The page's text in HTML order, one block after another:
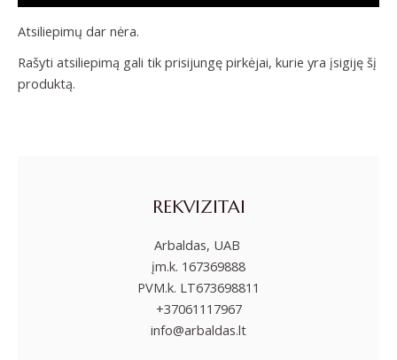
Atsiliepimų dar nėra.
Rašyti atsiliepimą gali tik prisijungę pirkėjai, kurie yra įsigiję šį
produktą.
REKVIZITAI
Arbaldas, UAB
įm.k. 167369888
PVM.k. LT673698811
+37061117967
info@arbaldas.lt